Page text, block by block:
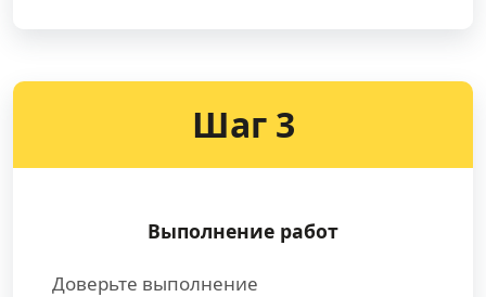
Шаг 3
Выполнение работ
Доверьте выполнение